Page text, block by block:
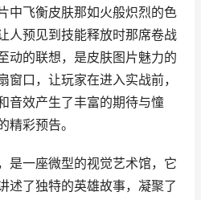
中飞衡皮肤那如火般炽烈的色
人预见到技能释放时那席卷战
动的联想，是皮肤图片魅力的
窗口，让玩家在进入实战前，
音效产生了丰富的期待与憧
精彩预告。
是一座微型的视觉艺术馆，它
述了独特的英雄故事，凝聚了